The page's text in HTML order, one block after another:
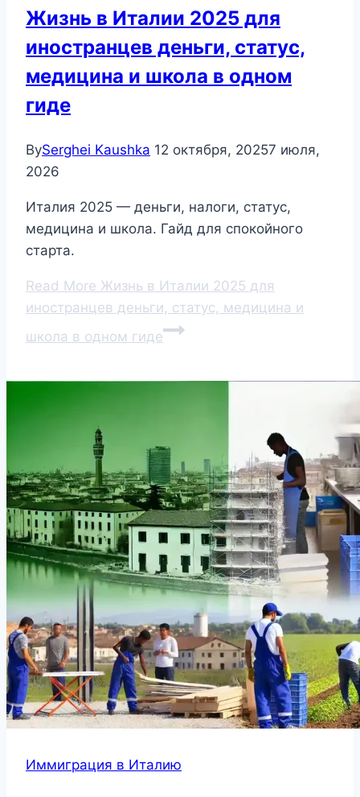
Жизнь в Италии 2025 для
иностранцев деньги, статус,
медицина и школа в одном
гиде
BySerghei Kaushka 12 октября, 20257 июля,
2026
Италия 2025 — деньги, налоги, статус,
медицина и школа. Гайд для спокойного
старта.
Read More Жизнь в Италии 2025 для
иностранцев деньги, статус, медицина и
школа в одном гиде
Иммиграция в Италию